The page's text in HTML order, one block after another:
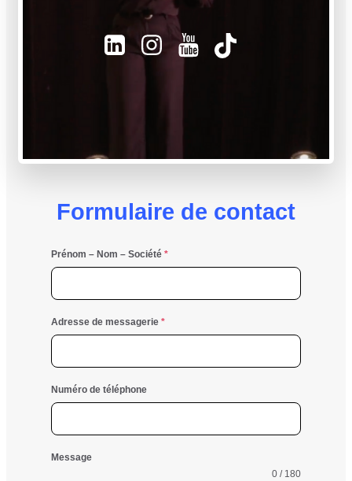
Formulaire de contact
Prénom – Nom – Société *
Adresse de messagerie *
Numéro de téléphone
Message
0 / 180